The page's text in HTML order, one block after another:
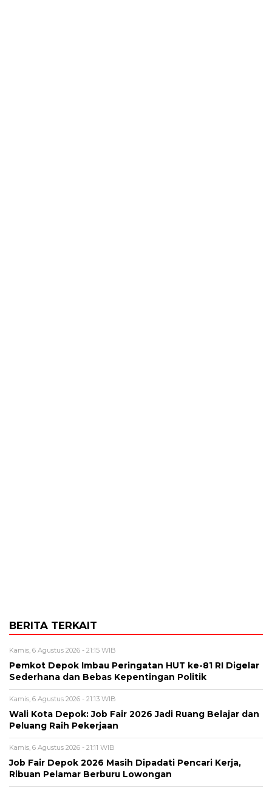
BERITA TERKAIT
Kamis, 6 Agustus 2026 - 21:15 WIB
Pemkot Depok Imbau Peringatan HUT ke-81 RI Digelar
Sederhana dan Bebas Kepentingan Politik
Kamis, 6 Agustus 2026 - 21:13 WIB
Wali Kota Depok: Job Fair 2026 Jadi Ruang Belajar dan
Peluang Raih Pekerjaan
Kamis, 6 Agustus 2026 - 21:11 WIB
Job Fair Depok 2026 Masih Dipadati Pencari Kerja,
Ribuan Pelamar Berburu Lowongan